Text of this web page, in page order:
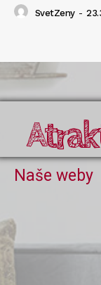
SvetZeny -
Naše weby